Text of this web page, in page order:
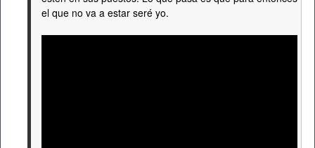
el que no va a estar seré yo.